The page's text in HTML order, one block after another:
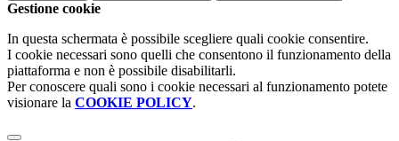
Gestione cookie
In questa schermata è possibile scegliere quali cookie consentire.
I cookie necessari sono quelli che consentono il funzionamento della
piattaforma e non è possibile disabilitarli.
Per conoscere quali sono i cookie necessari al funzionamento potete
visionare la COOKIE POLICY.